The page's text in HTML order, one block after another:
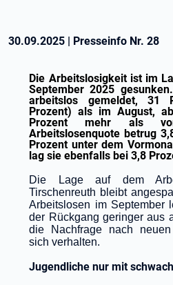
30.09.2025 | Presseinfo Nr. 28
Die Arbeitslosigkeit ist im
September 2025
arbeitslos gemeldet, 31
Prozent) als im August,
Prozent mehr als
Arbeitslosenquote betrug
Prozent unter dem
lag sie ebenfalls bei 3,8
Die Lage auf dem
Tirschenreuth bleibt
Arbeitslosen im September
der Rückgang geringer aus
die Nachfrage nach
sich verhalten.
Jugendliche nur mit